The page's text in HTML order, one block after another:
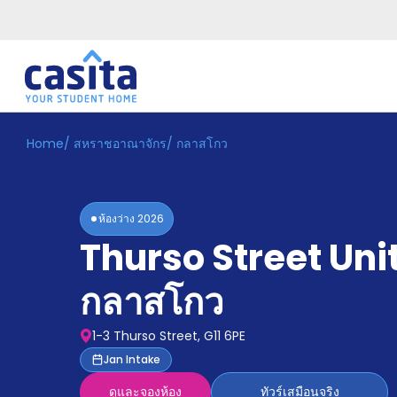
Home TH GBP
ระบบ
Accommodation
Home/ สหราชอาณาจักร/ กลาสโกว
ห้องว่าง 2026
Thurso Street
กลาสโกว
1-3 Thurso Street, G11 6PE
Jan Intake
ดูและจองห้อง
ทัวร์เสมือนจริง